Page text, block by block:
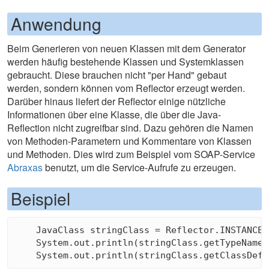
Anwendung
Beim Generieren von neuen Klassen mit dem Generator
werden häufig bestehende Klassen und Systemklassen
gebraucht. Diese brauchen nicht "per Hand" gebaut
werden, sondern können vom Reflector erzeugt werden.
Darüber hinaus liefert der Reflector einige nützliche
Informationen über eine Klasse, die über die Java-
Reflection nicht zugreifbar sind. Dazu gehören die Namen
von Methoden-Parametern und Kommentare von Klassen
und Methoden. Dies wird zum Beispiel vom SOAP-Service
Abraxasbenutzt, um die Service-Aufrufe zu erzeugen.
Beispiel
JavaClass stringClass =